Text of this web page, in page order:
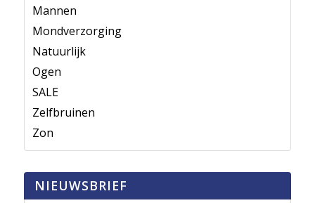
Mannen
Mondverzorging
Natuurlijk
Ogen
SALE
Zelfbruinen
Zon
NIEUWSBRIEF